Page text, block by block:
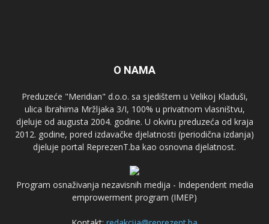
O NAMA
Preduzeće "Meridian" d.o.o. sa sjedištem u Velikoj Kladuši,
ulica Ibrahima Mržljaka 3/I, 100% u privatnom vlasništvu,
djeluje od augusta 2004. godine. U okviru preduzeća od kraja
2012. godine, pored izdavačke djelatnosti (periodična izdanja)
djeluje portal ReprezenT.ba kao osnovna djelatnost.
Program osnaživanja nezavisnih medija - Independent media
emprowerment program (IMEP)